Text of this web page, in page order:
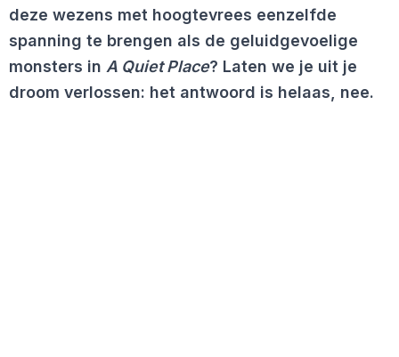
deze wezens met hoogtevrees eenzelfde
spanning te brengen als de geluidgevoelige
monsters in A Quiet Place? Laten we je uit je
droom verlossen: het antwoord is helaas, nee.